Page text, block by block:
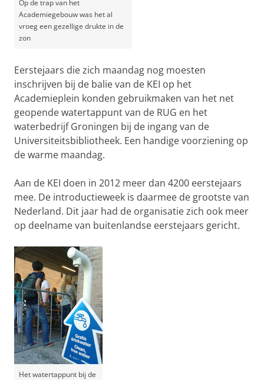
Op de trap van het
Academiegebouw was het al
vroeg een gezellige drukte in de
zon
Eerstejaars die zich maandag nog moesten
inschrijven bij de balie van de KEI op het
Academieplein konden gebruikmaken van het net
geopende watertappunt van de RUG en het
waterbedrijf Groningen bij de ingang van de
Universiteitsbibliotheek. Een handige voorziening op
de warme maandag.
Aan de KEI doen in 2012 meer dan 4200 eerstejaars
mee. De introductieweek is daarmee de grootste van
Nederland. Dit jaar had de organisatie zich ook meer
op deelname van buitenlandse eerstejaars gericht.
Het watertappunt bij de